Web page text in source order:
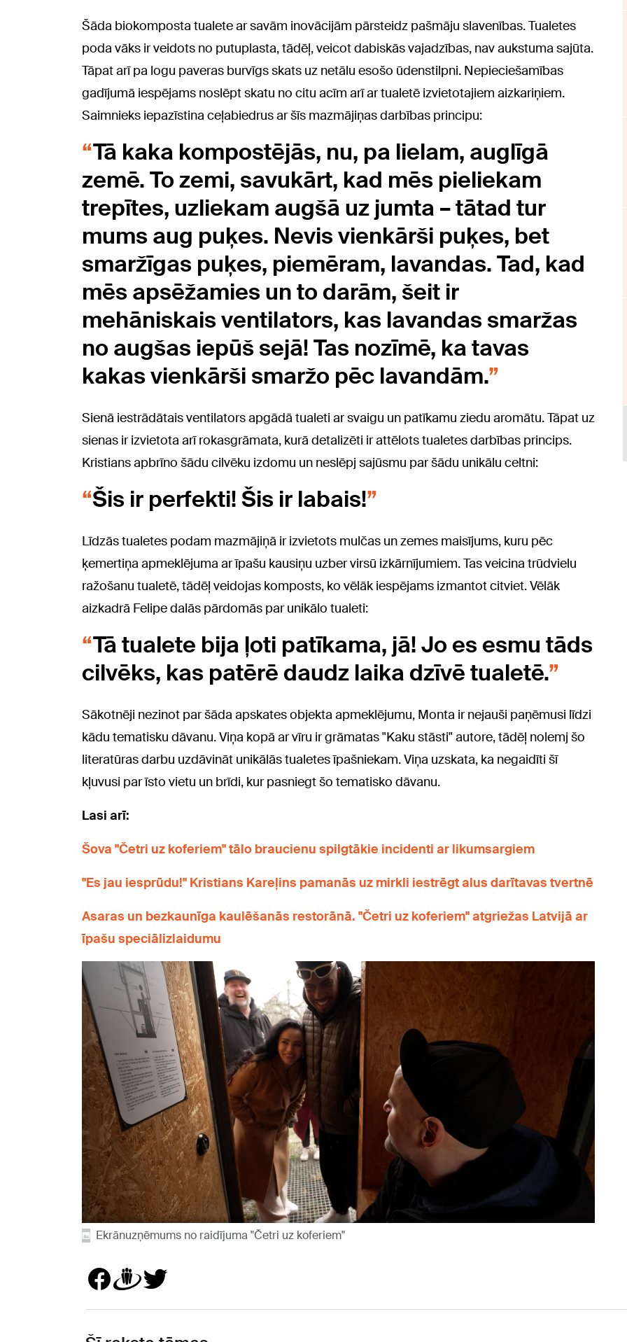
Šāda biokomposta tualete ar savām inovācijām pārsteidz pašmāju slavenības. Tualetes
poda vāks ir veidots no putuplasta, tādēļ, veicot dabiskās vajadzības, nav aukstuma sajūta.
Tāpat arī pa logu paveras burvīgs skats uz netālu esošo ūdenstilpni. Nepieciešamības
gadījumā iespējams noslēpt skatu no citu acīm arī ar tualetē izvietotajiem aizkariņiem.
Saimnieks iepazīstina ceļabiedrus ar šīs mazmājiņas darbības principu:
Tā kaka kompostējās, nu, pa lielam, auglīgā
zemē. To zemi, savukārt, kad mēs pieliekam
trepītes, uzliekam augšā uz jumta – tātad tur
mums aug puķes. Nevis vienkārši puķes, bet
smaržīgas puķes, piemēram, lavandas. Tad, kad
mēs apsēžamies un to darām, šeit ir
mehāniskais ventilators, kas lavandas smaržas
no augšas iepūš sejā! Tas nozīmē, ka tavas
kakas vienkārši smaržo pēc lavandām.
Sienā iestrādātais ventilators apgādā tualeti ar svaigu un patīkamu ziedu aromātu. Tāpat uz
sienas ir izvietota arī rokasgrāmata, kurā detalizēti ir attēlots tualetes darbības princips.
Kristians apbrīno šādu cilvēku izdomu un neslēpj sajūsmu par šādu unikālu celtni:
Šis ir perfekti! Šis ir labais!
Līdzās tualetes podam mazmājiņā ir izvietots mulčas un zemes maisījums, kuru pēc
ķemertiņa apmeklējuma ar īpašu kausiņu uzber virsū izkārnījumiem. Tas veicina trūdvielu
ražošanu tualetē, tādēļ veidojas komposts, ko vēlāk iespējams izmantot citviet. Vēlāk
aizkadrā Felipe dalās pārdomās par unikālo tualeti:
Tā tualete bija ļoti patīkama, jā! Jo es esmu tāds
cilvēks, kas patērē daudz laika dzīvē tualetē.
Sākotnēji nezinot par šāda apskates objekta apmeklējumu, Monta ir nejauši paņēmusi līdzi
kādu tematisku dāvanu. Viņa kopā ar vīru ir grāmatas "Kaku stāsti" autore, tādēļ nolemj šo
literatūras darbu uzdāvināt unikālās tualetes īpašniekam. Viņa uzskata, ka negaidīti šī
kļuvusi par īsto vietu un brīdi, kur pasniegt šo tematisko dāvanu.
Lasi arī:
Šova "Četri uz koferiem" tālo braucienu spilgtākie incidenti ar likumsargiem
"Es jau iesprūdu!" Kristians Kareļins pamanās uz mirkli iestrēgt alus darītavas tvertnē
Asaras un bezkaunīga kaulēšanās restorānā. "Četri uz koferiem" atgriežas Latvijā ar
īpašu speciālizlaidumu
Ekrānuzņēmums no raidījuma "Četri uz koferiem"